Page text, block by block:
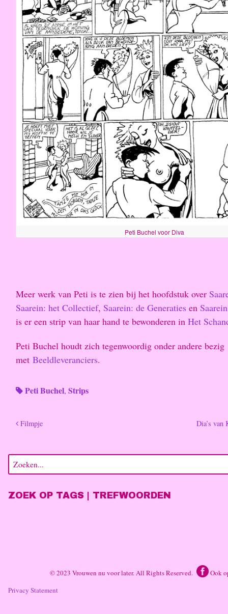
Peti Buchel voor Diva
Meer werk van Peti is te zien bij het hoofdstuk over
Saarein: het Collectief, Saarein: de Generaties en
is er een strip van haar hand te bewonderen in Het
Peti Buchel houdt zich tegenwoordig onder andere bezig
met Beeldleveranciers.
Peti Buchel, Strips
Filmpje Dia’s van
ZOEK OP TAGS | TREFWOORDEN
© 2023 Vrouwen nu voor later. All Rights Reserved.
Ook
Privacy Statement